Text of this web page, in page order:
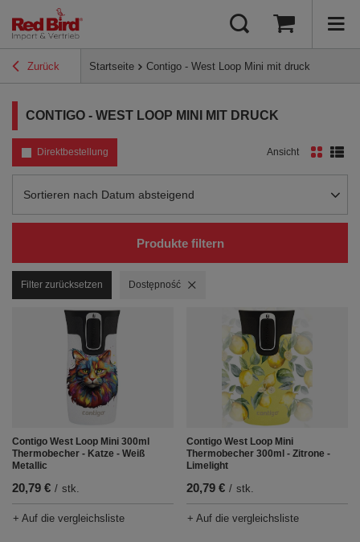
Zurück Startseite Contigo - West Loop Mini mit druck
CONTIGO - WEST LOOP MINI MIT DRUCK
Direktbestellung
Sortierung ändern
Sortieren nach Datum absteigend
Ansicht
Produkte filtern
Filter zurücksetzen Filter entfernen
Dostępność
Contigo West Loop Mini 300ml
Thermobecher - Katze - Weiß
Metallic
20,79 € / stk.
+ Auf die vergleichsliste
Contigo West Loop Mini
Thermobecher 300ml - Zitrone -
Limelight
20,79 € / stk.
+ Auf die vergleichsliste